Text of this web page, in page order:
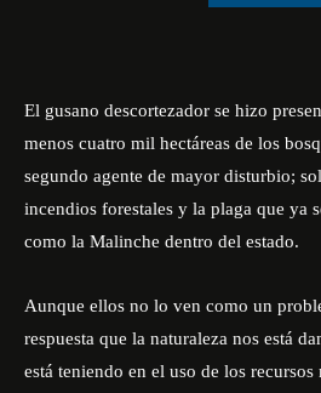
El gusano descortezador se hizo
menos cuatro mil hectáreas de los
segundo agente de mayor disturbio;
incendios forestales y la plaga que ya
como la Malinche dentro del estado.
Aunque ellos no lo ven como un
respuesta que la naturaleza nos está
está teniendo en el uso de los recursos